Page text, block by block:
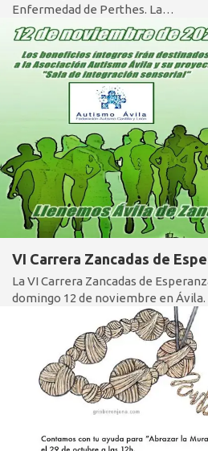
Enfermedad de Perthes. La…
VI Carrera Zancadas de
La VI Carrera Zancadas de
domingo 12 de noviembre en